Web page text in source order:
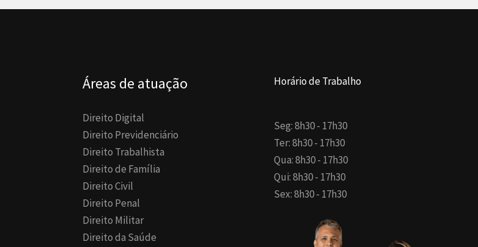
Áreas de atuação
Direito Digital
Direito Previdenciário
Direito Trabalhista
Direito de Família
Direito Civil
Direito Penal
Direito Militar
Direito da Saúde
Horário de Trabalho
Seg: 8h30 - 17h30
Ter: 8h30 - 17h30
Qua: 8h30 - 17h30
Qui: 8h30 - 17h30
Sex: 8h30 - 17h30